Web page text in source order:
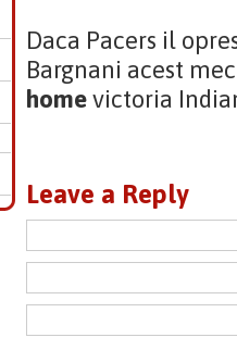
Daca Pacers il
Bargnani acest
homevictoria
Leave a Reply